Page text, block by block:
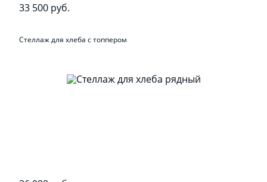
33 500 руб.
Стеллаж для хлеба с топпером